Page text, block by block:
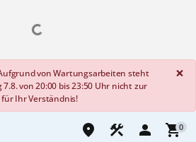
Aufgrund von Wartungsarbeiten steht
von 20:00 bis 23:50 Uhr nicht zur
Ihr Verständnis!
×
place construction person shopping_cart0